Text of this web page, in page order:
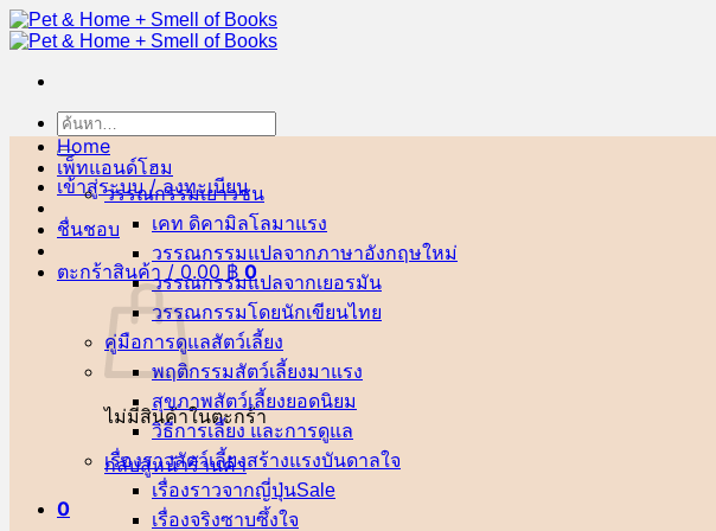
ข้าม
ไป
เนื้อหา
ค้นหา:
เข้าสู่ระบบ / ลงทะเบียน
ชื่นชอบ
ตะกร้าสินค้า / 0.00 ฿ 0
ไม่มีสินค้าในตะกร้า
กลับสู่หน้าร้านค้า
0
Home
เพ็ทแอนด์โฮม
วรรณกรรมเยาวชน
เคท ดิคามิลโล
วรรณกรรมแปลจากภาษาอังกฤษ
วรรณกรรมแปลจากเยอรมัน
วรรณกรรมโดยนักเขียนไทย
คู่มือการดูแลสัตว์เลี้ยง
พฤติกรรมสัตว์เลี้ยง
สุขภาพสัตว์เลี้ยง
วิธีการเลี้ยง และการดูแล
เรื่องราวสัตว์เลี้ยงสร้างแรงบันดาลใจ
เรื่องราวจากญี่ปุ่น
เรื่องจริงซาบซึ้งใจ